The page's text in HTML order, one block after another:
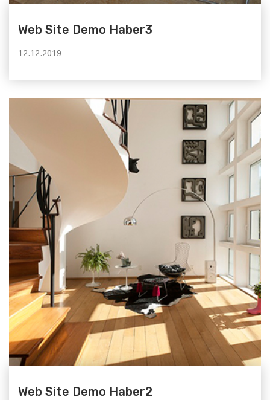
Web Site Demo Haber3
12.12.2019
Web Site Demo Haber2